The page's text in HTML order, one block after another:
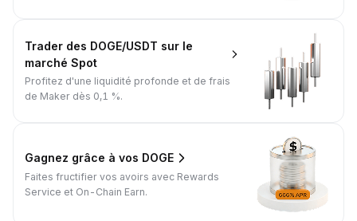
Trader des DOGE/USDT sur le
marché Spot
Profitez d'une liquidité profonde et de frais
de Maker dès 0,1 %.
Gagnez grâce à vos DOGE
Faites fructifier vos avoirs avec Rewards
Service et On-Chain Earn.